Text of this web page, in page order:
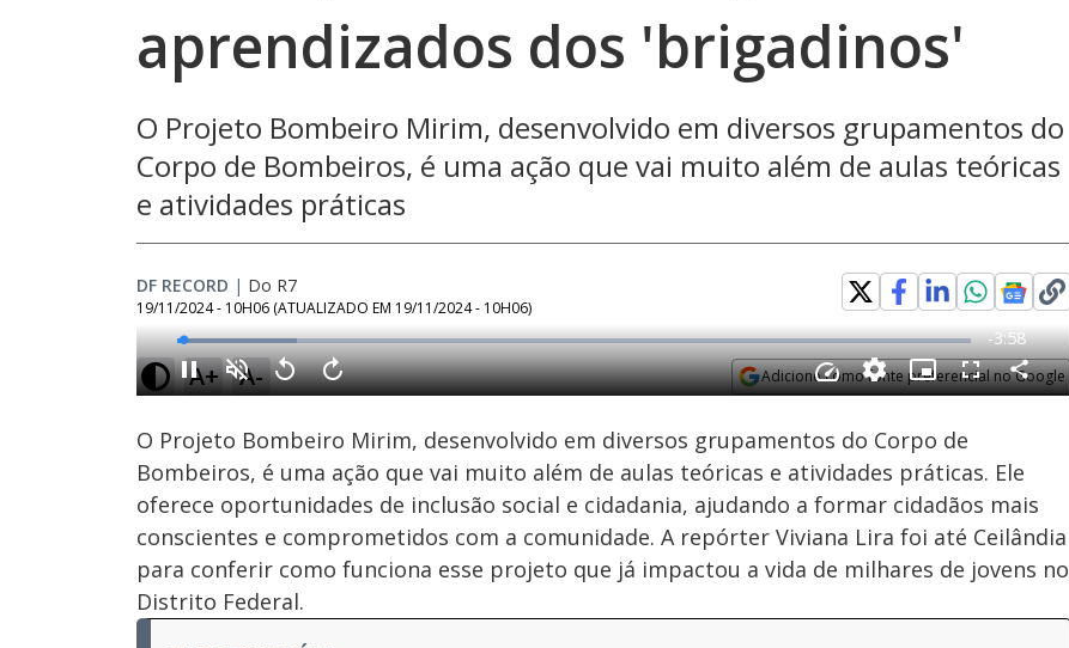
aprendizados dos 'brigadinos'
O Projeto Bombeiro Mirim, desenvolvido em diversos grupamentos do
Corpo de Bombeiros, é uma ação que vai muito além de aulas teóricas
e atividades práticas
DF RECORD | Do R7
19/11/2024 - 10H06 (ATUALIZADO EM 19/11/2024 - 10H06)
A+ A- Adicione como fonte preferencial no Google
Ativar
Som
Loaded:
15.08%
Velocidade
O Projeto Bombeiro Mirim, desenvolvido em diversos grupamentos do Corpo de
Bombeiros, é uma ação que vai muito além de aulas teóricas e atividades práticas. Ele
oferece oportunidades de inclusão social e cidadania, ajudando a formar cidadãos mais
conscientes e comprometidos com a comunidade. A repórter Viviana Lira foi até Ceilândia
para conferir como funciona esse projeto que já impactou a vida de milhares de jovens no
Distrito Federal.